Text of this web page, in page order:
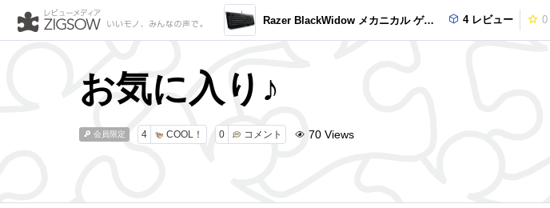
Razer BlackWidow メカニカル ゲーミング キーボード 【正規保証品】 RZ03-00390100-R3U1 4 レビュー 0
お気に入り♪
会員限定 4 COOL！ 0 コメント 70 Views